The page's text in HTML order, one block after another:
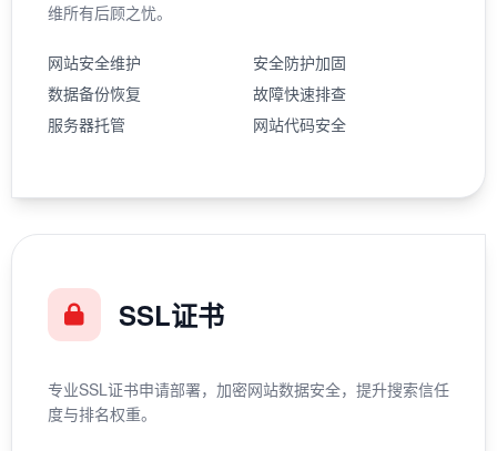
维所有后顾之忧。
网站安全维护
安全防护加固
数据备份恢复
故障快速排查
服务器托管
网站代码安全
SSL证书
专业SSL证书申请部署，加密网站数据安全，提升搜索信任
度与排名权重。